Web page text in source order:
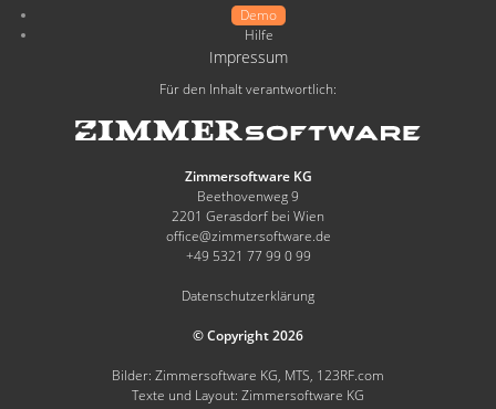
Demo
Hilfe
Impressum
Für den Inhalt verantwortlich:
Zimmersoftware KG
Beethovenweg 9
2201 Gerasdorf bei Wien
office@zimmersoftware.de
+49 5321 77 99 0 99
Datenschutzerklärung
© Copyright 2026
Bilder: Zimmersoftware KG, MTS, 123RF.com
Texte und Layout: Zimmersoftware KG